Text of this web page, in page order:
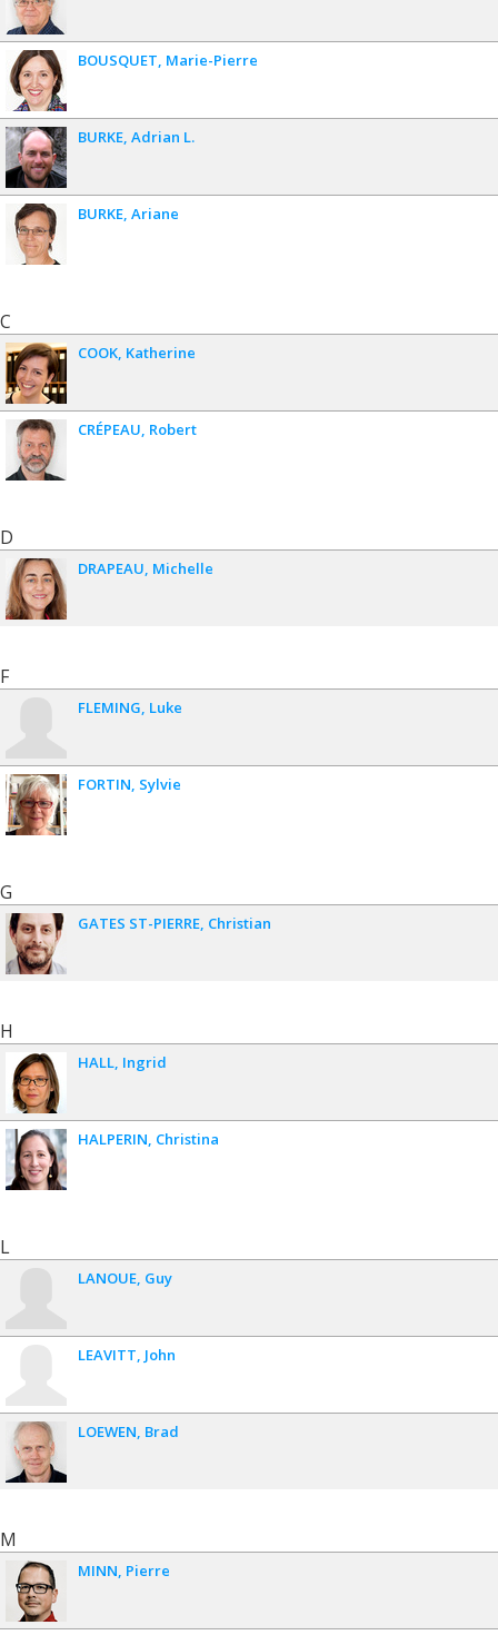
BOUSQUET Marie-Pierre
BURKE Adrian L.
BURKE Ariane
C
COOK Katherine
CRÉPEAU Robert
D
DRAPEAU Michelle
F
FLEMING Luke
FORTIN Sylvie
G
GATES ST-PIERRE Christian
H
HALL Ingrid
HALPERIN Christina
L
LANOUE Guy
LEAVITT John
LOEWEN Brad
M
MINN Pierre